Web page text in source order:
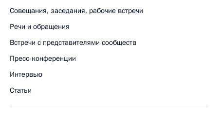
Совещания, заседания, рабочие встречи
Речи и обращения
Встречи с представителями сообществ
Пресс-конференции
Интервью
Статьи